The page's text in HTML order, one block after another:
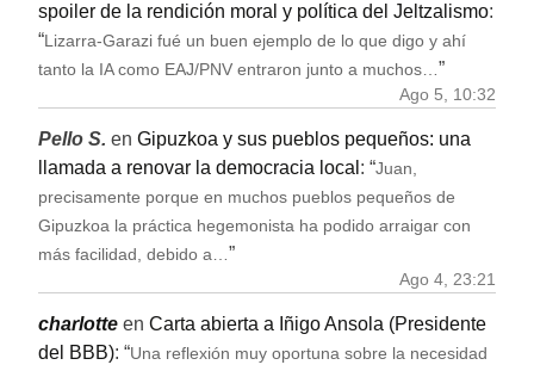
spoiler de la rendición moral y política del Jeltzalismo:
“Lizarra-Garazi fué un buen ejemplo de lo que digo y ahí
tanto la IA como EAJ/PNV entraron junto a muchos…”
Ago 5, 10:32
Pello S. en Gipuzkoa y sus pueblos pequeños: una
llamada a renovar la democracia local : “Juan,
precisamente porque en muchos pueblos pequeños de
Gipuzkoa la práctica hegemonista ha podido arraigar con
más facilidad, debido a… ”
Ago 4, 23:21
charlotte en Carta abierta a Iñigo Ansola (Presidente
del BBB): “Una reflexión muy oportuna sobre la necesidad